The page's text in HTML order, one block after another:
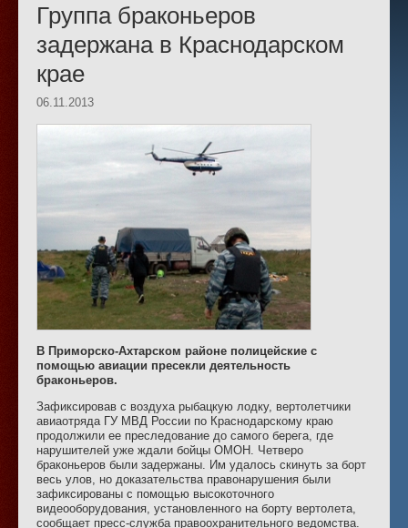
Группа браконьеров
задержана в Краснодарском
крае
06.11.2013
В Приморско-Ахтарском районе полицейские с
помощью авиации пресекли деятельность
браконьеров.
Зафиксировав с воздуха рыбацкую лодку, вертолетчики
авиаотряда ГУ МВД России по Краснодарскому краю
продолжили ее преследование до самого берега, где
нарушителей уже ждали бойцы ОМОН. Четверо
браконьеров были задержаны. Им удалось скинуть за борт
весь улов, но доказательства правонарушения были
зафиксированы с помощью высокоточного
видеооборудования, установленного на борту вертолета,
сообщает пресс-служба правоохранительного ведомства.